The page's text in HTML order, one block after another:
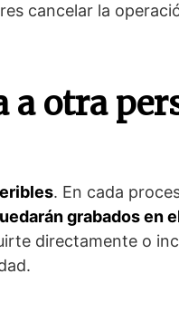
cancelar la
a otra
. En cada
grabados en
directamente o